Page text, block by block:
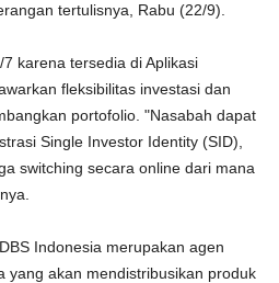
tertulisnya, Rabu (22/9).
karena tersedia di Aplikasi
fleksibilitas investasi dan
portofolio. "Nasabah dapat
Single Investor Identity (SID),
switching secara online dari mana
Indonesia merupakan agen
yang akan mendistribusikan produk